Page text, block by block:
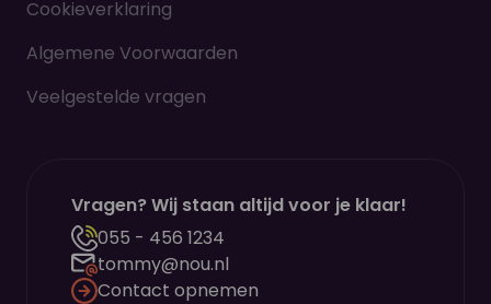
Cookieverklaring
Algemene Voorwaarden
Veelgestelde vragen
Vragen? Wij staan altijd voor je klaar!
055 - 456 1234
tommy@nou.nl
Contact opnemen